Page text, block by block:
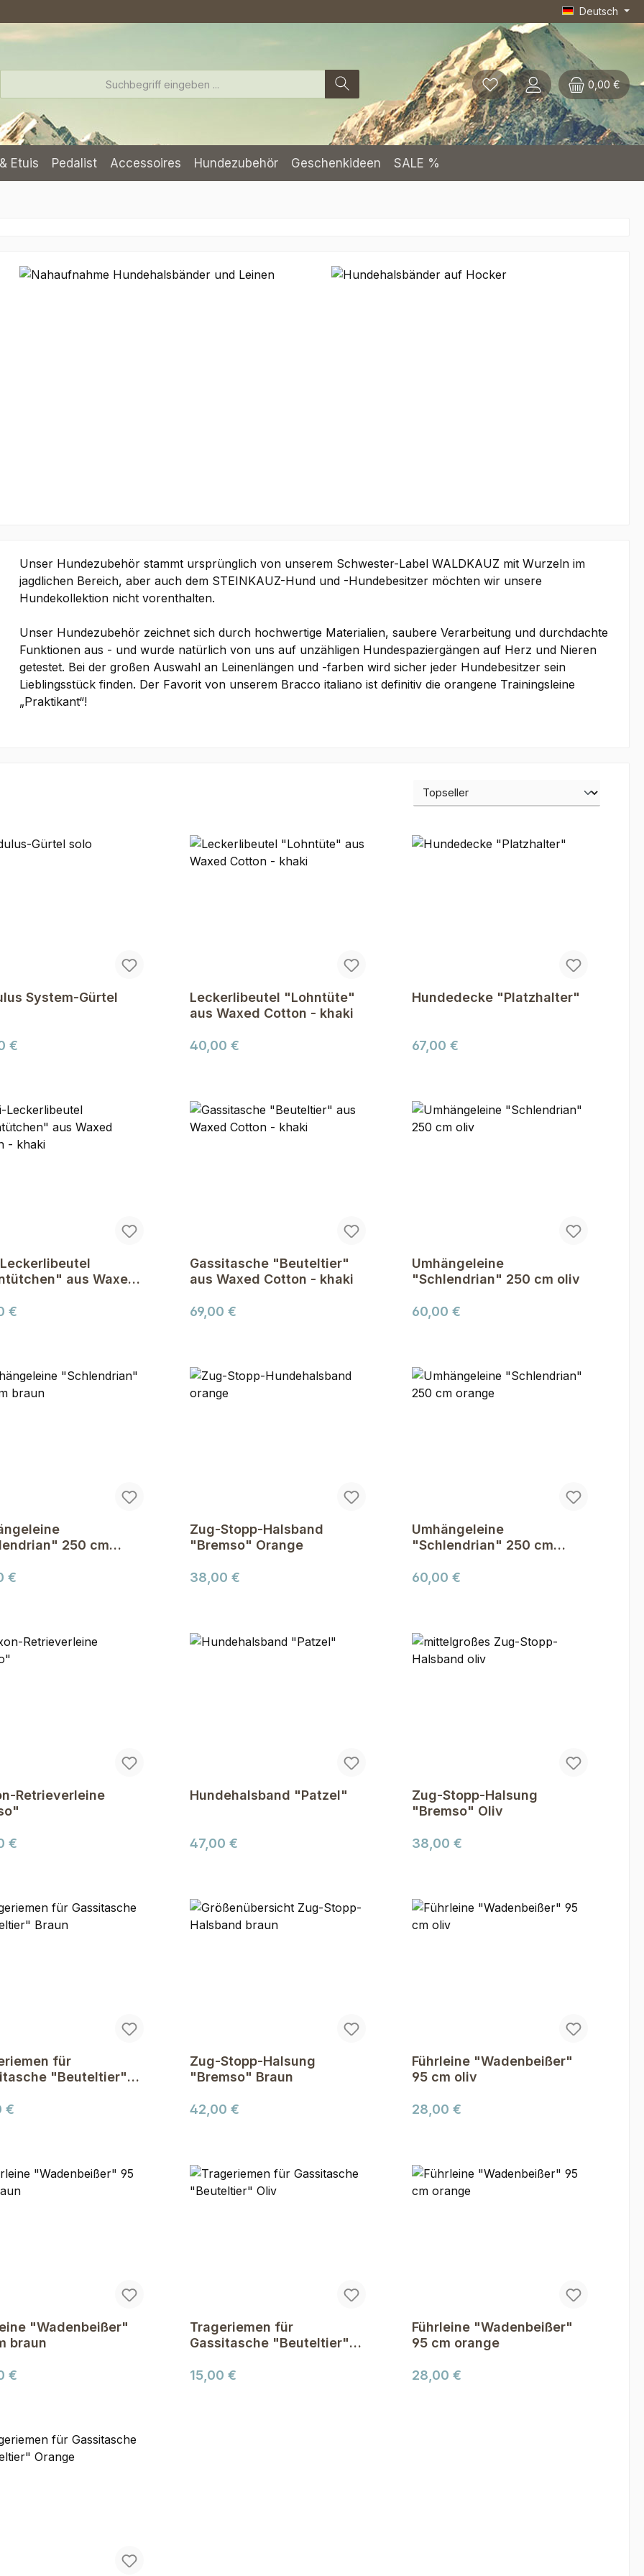
Deutsch
0,00 €
Etuis Pedalist Accessoires Hundezubehör Geschenkideen SALE %
Unser Hundezubehör stammt ursprünglich von unserem Schwester-Label WALDKAUZ mit Wurzeln im
jagdlichen Bereich, aber auch dem STEINKAUZ-Hund und -Hundebesitzer möchten wir unsere
Hundekollektion nicht vorenthalten.
Unser Hundezubehör zeichnet sich durch hochwertige Materialien, saubere Verarbeitung und durchdachte
Funktionen aus - und wurde natürlich von uns auf unzähligen Hundespaziergängen auf Herz und Nieren
getestet. Bei der großen Auswahl an Leinenlängen und -farben wird sicher jeder Hundebesitzer sein
Lieblingsstück finden. Der Favorit von unserem Bracco italiano ist definitiv die orangene Trainingsleine
„Praktikant“!
System-Gürtel
Preis:
€
Leckerlibeutel "Lohntüte"
aus Waxed Cotton - khaki
Regulärer Preis:
40,00 €
Hundedecke "Platzhalter"
Regulärer Preis:
67,00 €
aus Waxed
Preis:
€
Gassitasche "Beuteltier"
aus Waxed Cotton - khaki
Regulärer Preis:
69,00 €
Umhängeleine
"Schlendrian" 250 cm oliv
Regulärer Preis:
60,00 €
250 cm
Preis:
€
Zug-Stopp-Halsband
"Bremso" Orange
Regulärer Preis:
38,00 €
Umhängeleine
"Schlendrian" 250 cm
Regulärer Preis:
60,00 €
Retrieverleine
Preis:
€
Hundehalsband "Patzel"
Regulärer Preis:
47,00 €
Zug-Stopp-Halsung
"Bremso" Oliv
Regulärer Preis:
38,00 €
für
"Beuteltier"
Preis:
€
Zug-Stopp-Halsung
"Bremso" Braun
Regulärer Preis:
42,00 €
Führleine "Wadenbeißer"
95 cm oliv
Regulärer Preis:
28,00 €
"Wadenbeißer"
braun
Preis:
€
Trageriemen für
Gassitasche "Beuteltier"
Regulärer Preis:
15,00 €
Führleine "Wadenbeißer"
95 cm orange
Regulärer Preis:
28,00 €